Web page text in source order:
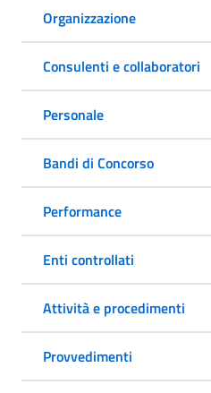
Organizzazione
Consulenti e collaboratori
Personale
Bandi di Concorso
Performance
Enti controllati
Attività e procedimenti
Provvedimenti